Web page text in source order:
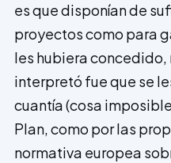
es que disponían de
proyectos como para
les hubiera concedido,
interpretó fue que se
cuantía (cosa
Plan, como por las
normativa europea